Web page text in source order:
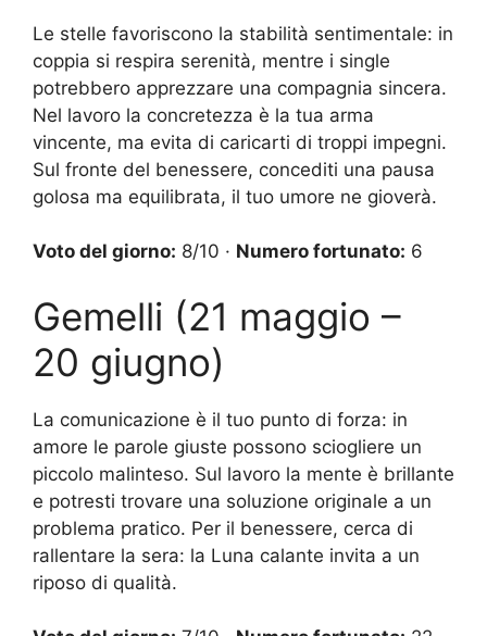
Le stelle favoriscono la stabilità sentimentale: in
coppia si respira serenità, mentre i single
potrebbero apprezzare una compagnia sincera.
Nel lavoro la concretezza è la tua arma
vincente, ma evita di caricarti di troppi impegni.
Sul fronte del benessere, concediti una pausa
golosa ma equilibrata, il tuo umore ne gioverà.
Voto del giorno: 8/10 · Numero fortunato: 6
Gemelli (21 maggio –
20 giugno)
La comunicazione è il tuo punto di forza: in
amore le parole giuste possono sciogliere un
piccolo malinteso. Sul lavoro la mente è brillante
e potresti trovare una soluzione originale a un
problema pratico. Per il benessere, cerca di
rallentare la sera: la Luna calante invita a un
riposo di qualità.